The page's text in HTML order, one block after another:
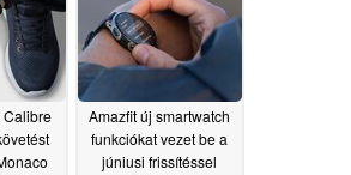
Calibre
Amazfit új smartwatch
funkciókat vezet be a
júniusi frissítéssel